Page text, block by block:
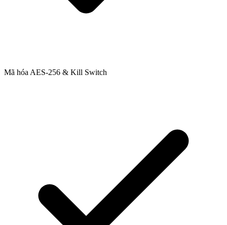
Mã hóa AES-256 & Kill Switch